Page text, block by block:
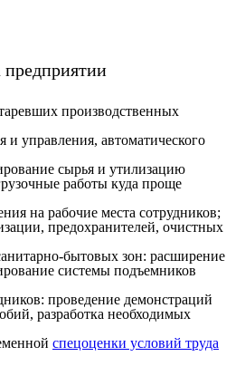
предприятии
производственных
управления, автоматического
сырья и утилизацию
работы куда проще
на рабочие места сотрудников;
предохранителей, очистных
бытовых зон: расширение
системы подъемников
проведение демонстраций
разработка необходимых
спецоценки условий труда